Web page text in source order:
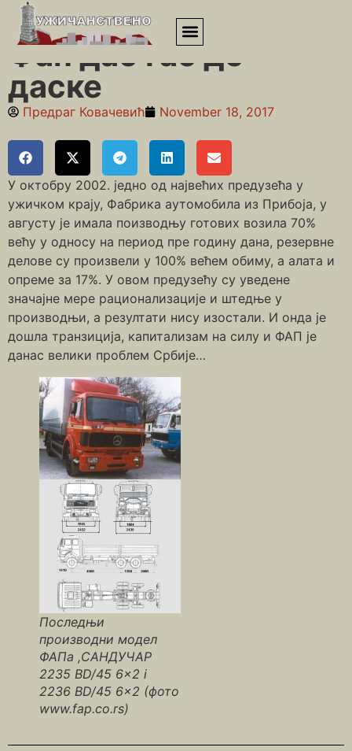
Почетна»Фап дао гас до даске
Фап дао гас до
даске
Предраг Ковачевић November 18, 2017
У октобру 2002. једно од највећих предузећа у
ужичком крају, Фабрика аутомобила из Прибоја, у
августу је имала поизводњу готових возила 70%
већу у односу на период пре годину дана, резервне
делове су произвели у 100% већем обиму, а алата и
опреме за 17%. У овом предузећу су уведене
значајне мере рационализације и штедње у
производњи, а резултати нису изостали. И онда је
дошла транзиција, капитализам на силу и ФАП је
данас велики проблем Србије…
Последњи
производни модел
ФАПа ,САНДУЧАР
2235 BD/45 6×2 i
2236 BD/45 6×2 (фото
www.fap.co.rs)